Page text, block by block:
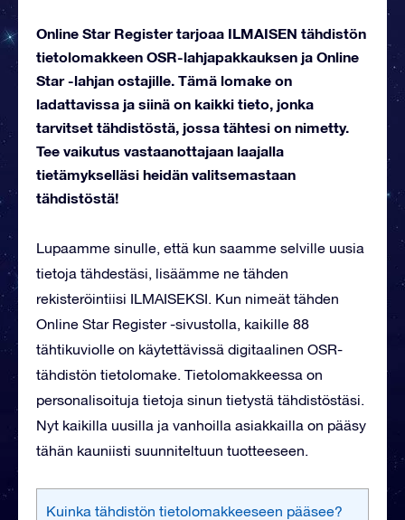
Online Star Register tarjoaa ILMAISEN tähdistön
tietolomakkeen OSR-lahjapakkauksen ja Online
Star -lahjan ostajille. Tämä lomake on
ladattavissa ja siinä on kaikki tieto, jonka
tarvitset tähdistöstä, jossa tähtesi on nimetty.
Tee vaikutus vastaanottajaan laajalla
tietämykselläsi heidän valitsemastaan
tähdistöstä!
Lupaamme sinulle, että kun saamme selville uusia
tietoja tähdestäsi, lisäämme ne tähden
rekisteröintiisi ILMAISEKSI. Kun nimeät tähden
Online Star Register -sivustolla, kaikille 88
tähtikuviolle on käytettävissä digitaalinen OSR-
tähdistön tietolomake. Tietolomakkeessa on
personalisoituja tietoja sinun tietystä tähdistöstäsi.
Nyt kaikilla uusilla ja vanhoilla asiakkailla on pääsy
tähän kauniisti suunniteltuun tuotteeseen.
Kuinka tähdistön tietolomakkeeseen pääsee?